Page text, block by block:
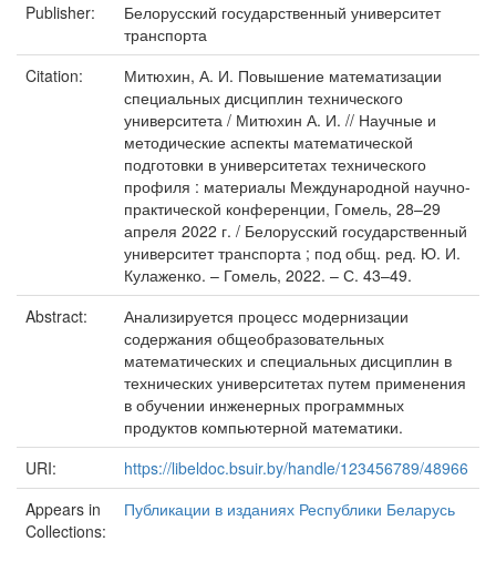
Publisher:
Белорусский государственный университет
транспорта
Citation:
Митюхин, А. И. Повышение математизации
специальных дисциплин технического
университета / Митюхин А. И. // Научные и
методические аспекты математической
подготовки в университетах технического
профиля : материалы Международной научно-
практической конференции, Гомель, 28–29
апреля 2022 г. / Белорусский государственный
университет транспорта ; под общ. ред. Ю. И.
Кулаженко. – Гомель, 2022. – С. 43–49.
Abstract:
Анализируется процесс модернизации
содержания общеобразовательных
математических и специальных дисциплин в
технических университетах путем применения
в обучении инженерных программных
продуктов компьютерной математики.
URI:
https://libeldoc.bsuir.by/handle/123456789/48966
Appears in
Collections:
Публикации в изданиях Республики Беларусь